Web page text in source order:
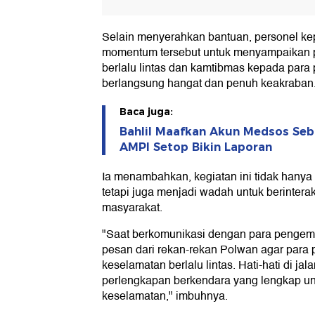
Selain menyerahkan bantuan, personel
momentum tersebut untuk
berlalu lintas dan kamtibmas kepada
berlangsung hangat dan penuh keakraban.
Baca juga:
Bahlil Maafkan Akun Medsos
AMPI Setop Bikin Laporan
Ia menambahkan, kegiatan ini tidak
tetapi juga menjadi wadah untuk
masyarakat.
"Saat berkomunikasi dengan para
pesan dari rekan-rekan Polwan agar
keselamatan berlalu lintas. Hati-hati di
perlengkapan berkendara yang lengkap
keselamatan," imbuhnya.